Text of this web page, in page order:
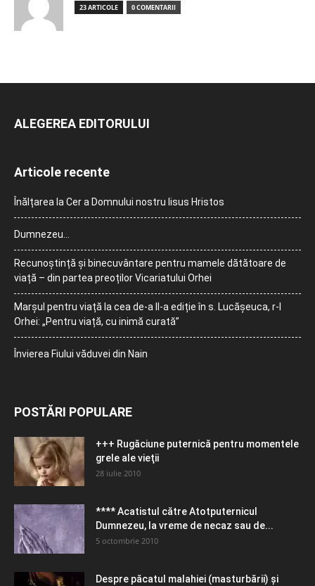
23 ARTICOLE 0 COMENTARII
ALEGEREA EDITORULUI
Articole recente
Înălțarea la Cer a Domnului nostru Iisus Hristos
Dumnezeu…
Recunoștință și binecuvântare pentru mamele dătătoare de
viață – din partea preoților Vicariatului Orhei
Marșul pentru viață la cea de-a II-a ediție în s. Lucășeuca, r-l
Orhei: „Pentru viață, cu inimă curată”
Învierea Fiului văduvei din Nain
POSTĂRI POPULARE
+++ Rugăciune puternică pentru momentele
grele ale vieţii
28 iulie 2010
**** Acatistul către Atotputernicul
Dumnezeu, la vreme de necaz sau de...
5 octombrie 2010
Despre păcatul malahiei (masturbării) şi